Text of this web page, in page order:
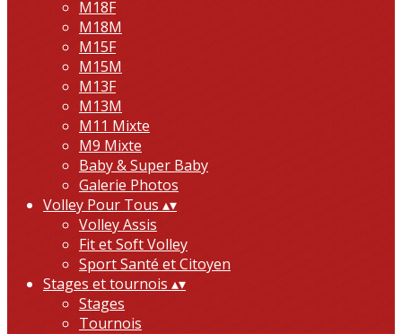
M18F
M18M
M15F
M15M
M13F
M13M
M11 Mixte
M9 Mixte
Baby & Super Baby
Galerie Photos
Volley Pour Tous ▴▾
Volley Assis
Fit et Soft Volley
Sport Santé et Citoyen
Stages et tournois ▴▾
Stages
Tournois